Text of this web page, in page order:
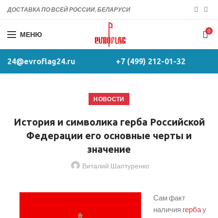
ДОСТАВКА ПО ВСЕЙ РОССИИ, БЕЛАРУСИ
МЕНЮ 0
24@evroflag24.ru +7 (499) 212-01-32
НОВОСТИ
История и символика герба Российской
Федерации его основные черты и
значение
Виталий Шаптуренко
Сам факт
наличия гербау